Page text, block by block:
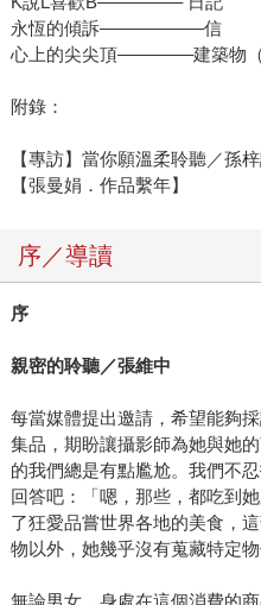
永恆的傾訴–––––––––––信
心上的尖尖頂––––––––建築物
附錄：
【專訪】當你願溫柔聆聽／孫
【張曼娟．作品繫年】
序／導讀
序
親密的聆聽／張維中
每當媒體提出邀請，希望能夠
集品，期盼讓攝影師為她與她
的我們總是有點尷尬。我們不
回答吧：「嗯，那些，都吃到
了狂愛品嘗世界各地的美食，
物以外，她幾乎沒有蒐藏特定物